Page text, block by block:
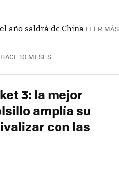
año saldrá de China LEER MÁS
HACE 10 MESES
3: la mejor
amplía su
con las